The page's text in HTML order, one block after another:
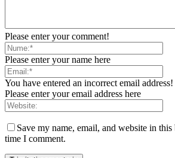
Please enter your comment!
Please enter your name here
You have entered an incorrect email address!
Please enter your email address here
Save my name, email, and website in
time I comment.